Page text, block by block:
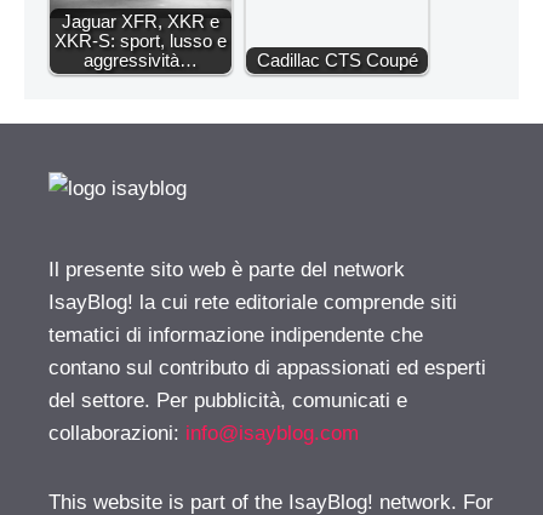
Jaguar XFR, XKR e
XKR-S: sport, lusso e
aggressività…
Cadillac CTS Coupé
Il presente sito web è parte del network
IsayBlog! la cui rete editoriale comprende siti
tematici di informazione indipendente che
contano sul contributo di appassionati ed esperti
del settore. Per pubblicità, comunicati e
collaborazioni: info@isayblog.com
This website is part of the IsayBlog! network. For